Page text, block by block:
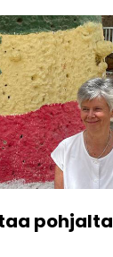
pohjalta